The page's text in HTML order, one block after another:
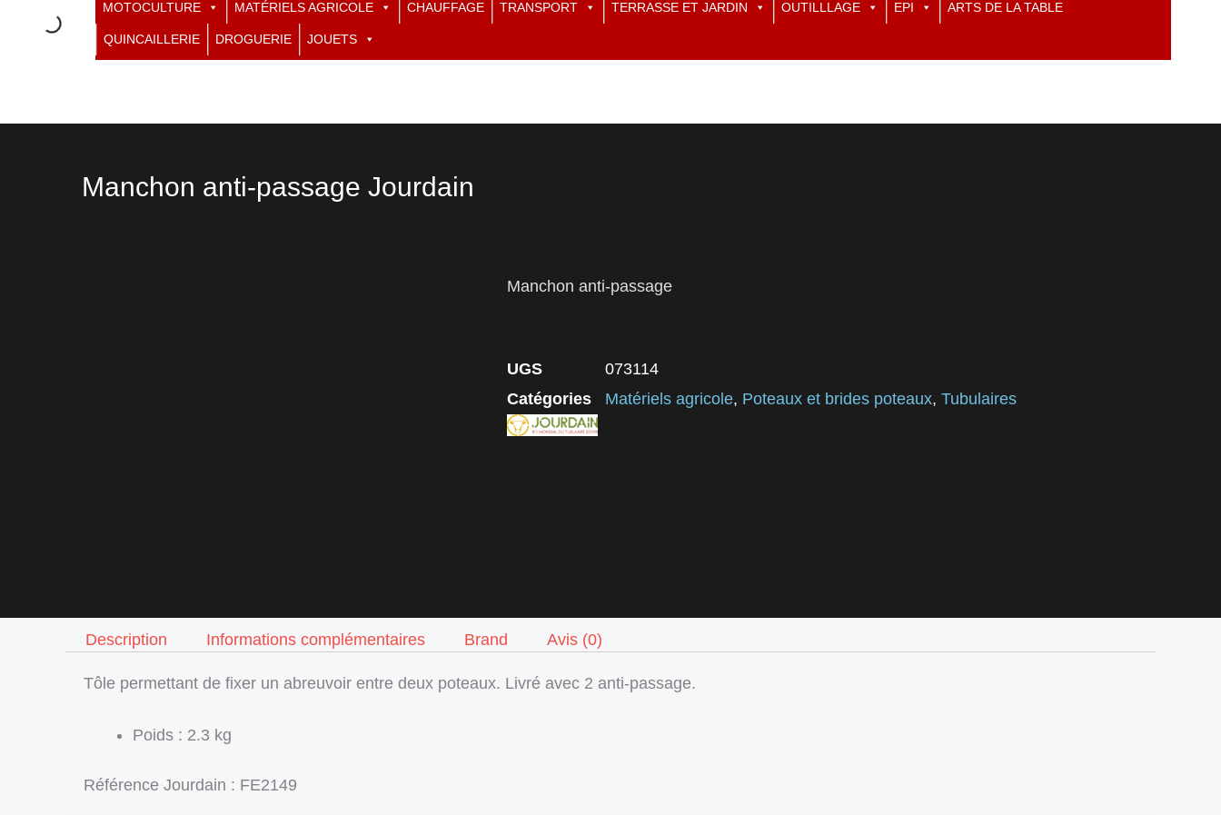
MOTOCULTURE MATÉRIELS AGRICOLE CHAUFFAGE TRANSPORT TERRASSE ET JARDIN OUTILLLAGE EPI ARTS DE LA TABLE
QUINCAILLERIE DROGUERIE JOUETS
Manchon anti-passage Jourdain
Manchon anti-passage
UGS
073114
Catégories
Matériels agricole, Poteaux et brides poteaux, Tubulaires
Description Informations complémentaires Brand Avis (0)
Tôle permettant de fixer un abreuvoir entre deux poteaux. Livré avec 2 anti-passage.
Poids : 2.3 kg
Référence Jourdain : FE2149